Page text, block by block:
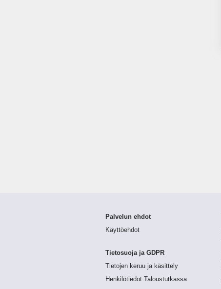
Palvelun ehdot
Käyttöehdot
Tietosuoja ja GDPR
Tietojen keruu ja käsittely
Henkilötiedot Taloustutkassa